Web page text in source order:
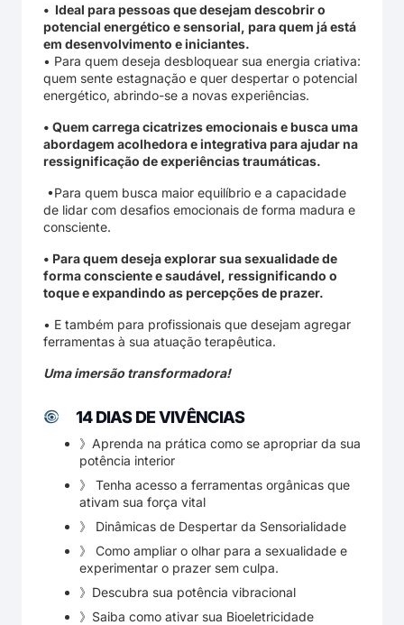
•⁠ Ideal para pessoas que desejam descobrir o
potencial energético e sensorial, para quem já está
em desenvolvimento e iniciantes.
•⁠ Para quem deseja desbloquear sua energia criativa:
quem sente estagnação e quer despertar o potencial
energético, abrindo-se a novas experiências.
•⁠ Quem carrega cicatrizes emocionais e busca uma
abordagem acolhedora e integrativa para ajudar na
ressignificação de experiências traumáticas.
•⁠Para quem busca maior equilíbrio e a capacidade
de lidar com desafios emocionais de forma madura e
consciente.
•⁠ Para quem deseja explorar sua sexualidade de
forma consciente e saudável, ressignificando o
toque e expandindo as percepções de prazer.
•⁠ E também para profissionais que desejam agregar
ferramentas à sua atuação terapêutica.
Uma imersão transformadora!
14 DIAS DE VIVÊNCIAS
》Aprenda na prática como se apropriar da sua
potência interior
》⁠ Tenha acesso a ferramentas orgânicas que
ativam sua força vital
》⁠ Dinâmicas de Despertar da Sensorialidade
》⁠ Como ampliar o olhar para a sexualidade e
experimentar o prazer sem culpa.
》Descubra sua potência vibracional
》Saiba como ativar sua Bioeletricidade